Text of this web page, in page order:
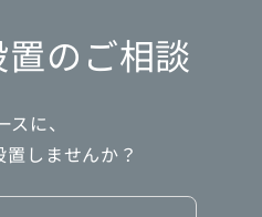
のご相談
に、
しませんか？